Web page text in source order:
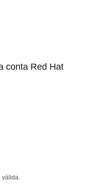
conta Red Hat
válida.